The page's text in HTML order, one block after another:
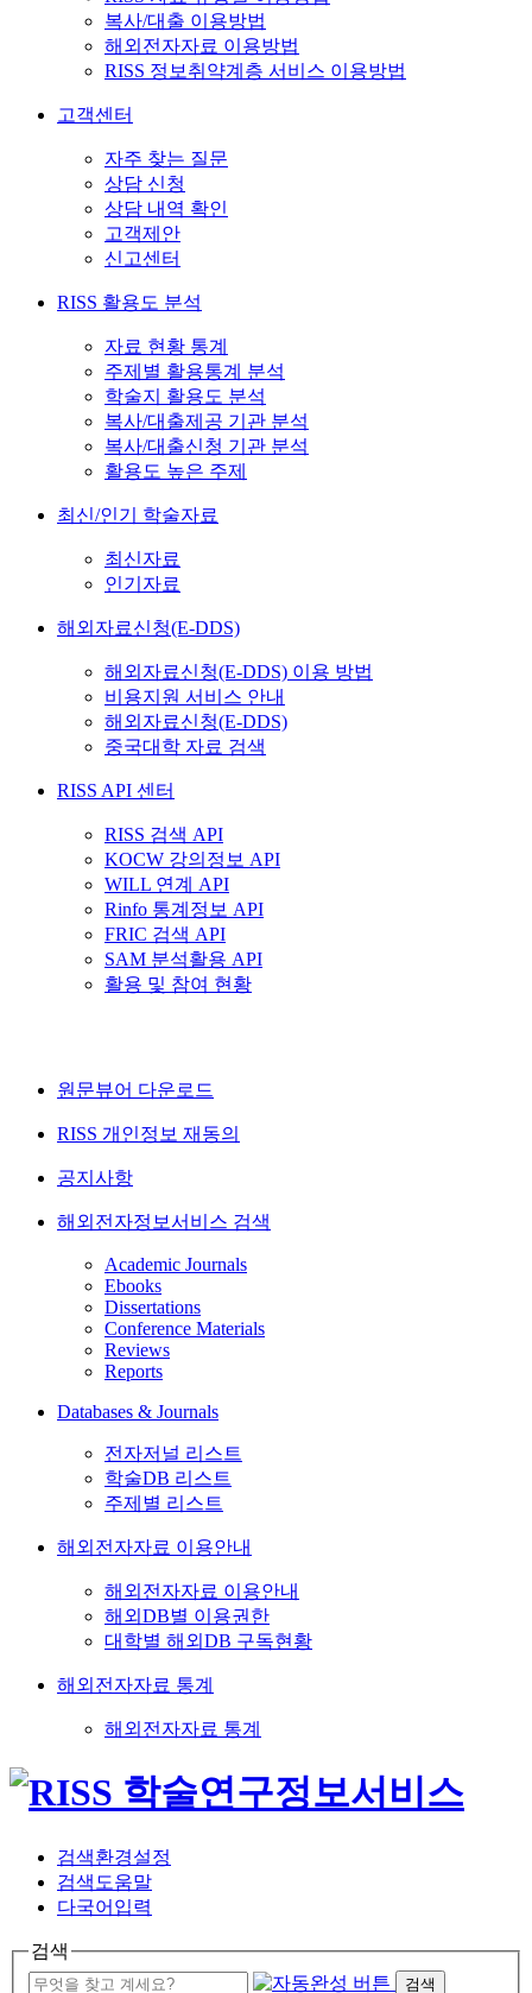
복사/대출 이용방법
해외전자자료 이용방법
RISS 정보취약계층 서비스 이용방법
고객센터
자주 찾는 질문
상담 신청
상담 내역 확인
고객제안
신고센터
RISS 활용도 분석
자료 현황 통계
주제별 활용통계 분석
학술지 활용도 분석
복사/대출제공 기관 분석
복사/대출신청 기관 분석
활용도 높은 주제
최신/인기 학술자료
최신자료
인기자료
해외자료신청(E-DDS)
해외자료신청(E-DDS) 이용 방법
비용지원 서비스 안내
해외자료신청(E-DDS)
중국대학 자료 검색
RISS API 센터
RISS 검색 API
KOCW 강의정보 API
WILL 연계 API
Rinfo 통계정보 API
FRIC 검색 API
SAM 분석활용 API
활용 및 참여 현황
원문뷰어 다운로드
RISS 개인정보 재동의
공지사항
해외전자정보서비스 검색
Academic Journals
Ebooks
Dissertations
Conference Materials
Reviews
Reports
Databases & Journals
전자저널 리스트
학술DB 리스트
주제별 리스트
해외전자자료 이용안내
해외전자자료 이용안내
해외DB별 이용권한
대학별 해외DB 구독현황
해외전자자료 통계
해외전자자료 통계
검색환경설정
검색도움말
다국어입력
검색
검색